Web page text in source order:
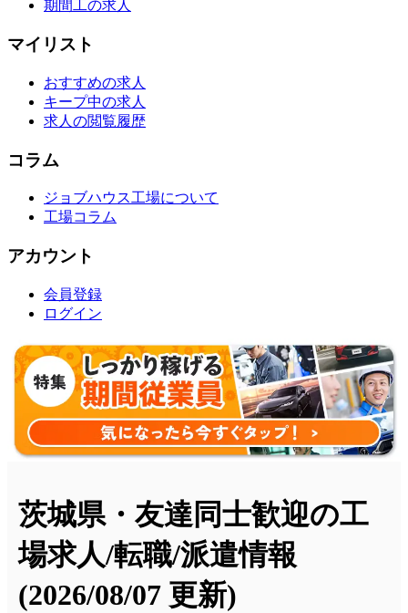
期間工の求人
マイリスト
おすすめの求人
キープ中の求人
求人の閲覧履歴
コラム
ジョブハウス工場について
工場コラム
アカウント
会員登録
ログイン
茨城県・友達同士歓迎の工
場求人/転職/派遣情報
(2026/08/07 更新)